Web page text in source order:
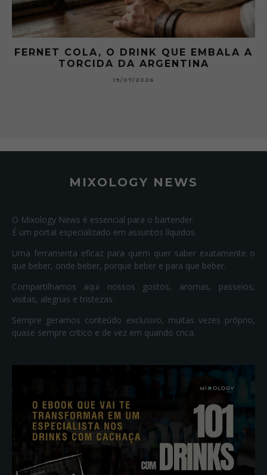
FERNET COLA, O DRINK QUE EMBALA A
TORCIDA DA ARGENTINA
19/07/2026
MIXOLOGY NEWS
O Mixology News é essencial para o bartender.
É um portal especializado em assuntos líquidos.
Uma ferramenta eficaz para quem quer saber exatamente o
que beber, onde beber, porque beber e para que beber.
Compartilhamos aqui nossos gostos, aromas, passeios,
visitas, alegrias e tristezas.
Sempre geramos conteúdo exclusivo, muitas vezes próprio,
quase sempre crítico e de vez em quando crica.